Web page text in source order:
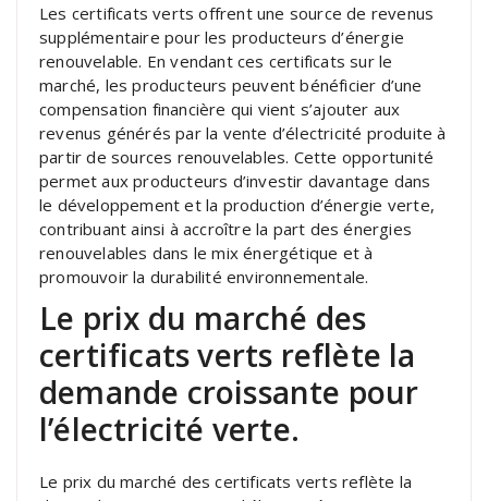
Les certificats verts offrent une source de revenus
supplémentaire pour les producteurs d’énergie
renouvelable. En vendant ces certificats sur le
marché, les producteurs peuvent bénéficier d’une
compensation financière qui vient s’ajouter aux
revenus générés par la vente d’électricité produite à
partir de sources renouvelables. Cette opportunité
permet aux producteurs d’investir davantage dans
le développement et la production d’énergie verte,
contribuant ainsi à accroître la part des énergies
renouvelables dans le mix énergétique et à
promouvoir la durabilité environnementale.
Le prix du marché des
certificats verts reflète la
demande croissante pour
l’électricité verte.
Le prix du marché des certificats verts reflète la